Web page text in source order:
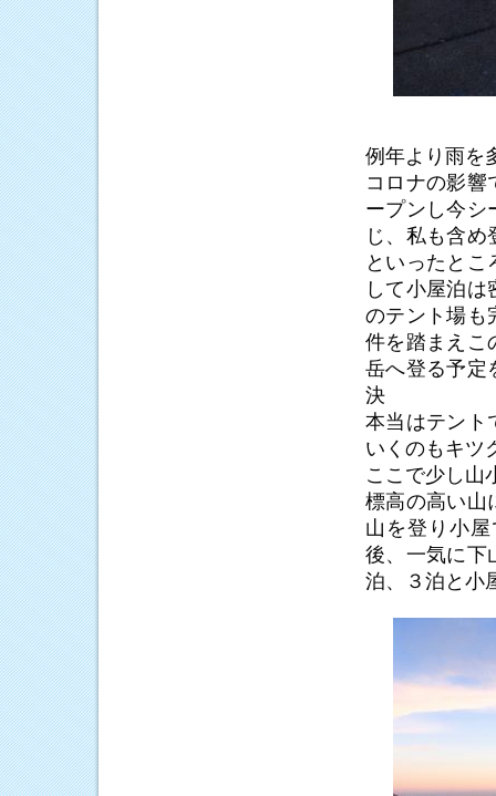
例年より雨を
コロナの影響
ープンし今シ
じ、私も含
といったと
して小屋泊
のテント場
件を踏まえこ
岳へ登る予定
決
本当はテント
いくのもキツ
ここで少し山
標高の高い山
山を登り小
後、一気に下
泊、３泊と小